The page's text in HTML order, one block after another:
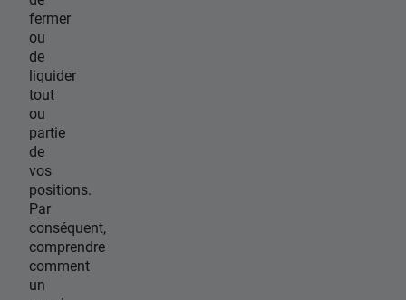
fermer
ou
de
liquider
tout
ou
partie
de
vos
positions.
Par
conséquent,
comprendre
comment
un